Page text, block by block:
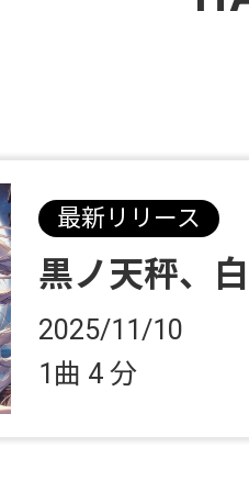
最新リリース
黒ノ天秤、
2025/11/10
1曲 4 分